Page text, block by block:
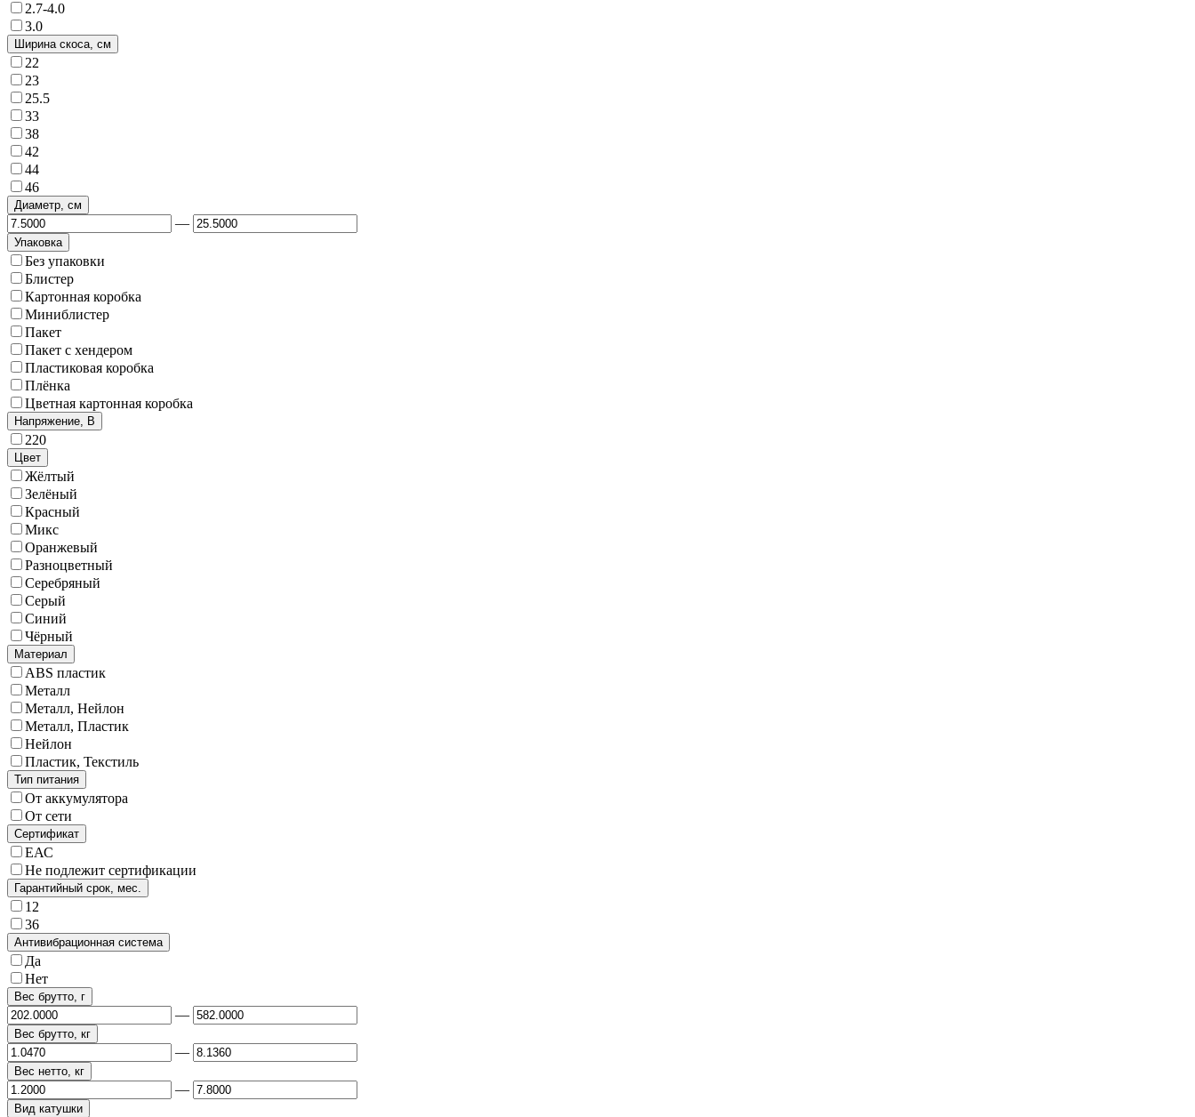
2.7-4.0
3.0
Ширина скоса, см
22
23
25.5
33
38
42
44
46
Диаметр, см
—
Упаковка
Без упаковки
Блистер
Картонная коробка
Миниблистер
Пакет
Пакет с хендером
Пластиковая коробка
Плёнка
Цветная картонная коробка
Напряжение, В
220
Цвет
Жёлтый
Зелёный
Красный
Микс
Оранжевый
Разноцветный
Серебряный
Серый
Синий
Чёрный
Материал
ABS пластик
Металл
Металл, Нейлон
Металл, Пластик
Нейлон
Пластик, Текстиль
Тип питания
От аккумулятора
От сети
Сертификат
ЕАС
Не подлежит сертификации
Гарантийный срок, мес.
12
36
Антивибрационная система
Да
Нет
Вес брутто, г
—
Вес брутто, кг
—
Вес нетто, кг
—
Вид катушки